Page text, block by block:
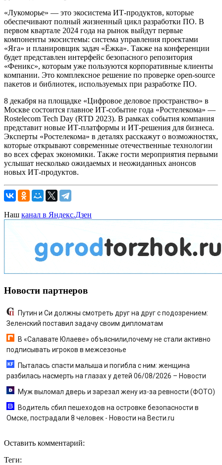
«Лукоморье» — это экосистема ИТ-продуктов, которые
обеспечивают полный жизненный цикл разработки ПО. В
первом квартале 2024 года на рынок выйдут первые
компоненты экосистемы: система управления проектами
«Яга» и планировщик задач «Ëжка». Также на конференции
будет представлен интерфейс безопасного репозитория
«Феникс», которым уже пользуются корпоративные клиенты
компании. Это комплексное решение по проверке open-source
пакетов и библиотек, используемых при разработке ПО.
8 декабря на площадке «Цифровое деловое пространство» в
Москве состоится главное ИТ-событие года «Ростелекома» —
Rostelecom Tech Day (RTD 2023). В рамках события компания
представит новые ИТ-платформы и ИТ-решения для бизнеса.
Эксперты «Ростелекома» в деталях расскажут о возможностях,
которые открывают современные отечественные технологии
во всех сферах экономики. Также гости мероприятия первыми
услышат несколько ожидаемых и неожиданных анонсов
новых ИТ-продуктов.
Наш канал в Яндекс.Дзен
Новости партнеров
Путин и Си должны смотреть друг на друг с подозрением:
Зеленский поставил задачу своим дипломатам
В «Салавате Юлаеве» объяснили,почему не стали активно
подписывать игроков в межсезонье
Пыталась спасти малыша и погибла с ним: женщина
разбилась насмерть на глазах у детей 06/08/2026 – Новости
Муж выломал дверь и зарезал жену из-за ревности (ФОТО)
Водитель сбил пешеходов на островке безопасности в
Омске, пострадали 8 человек - Новости на Вести.ru
Оставить комментарий:
Теги: